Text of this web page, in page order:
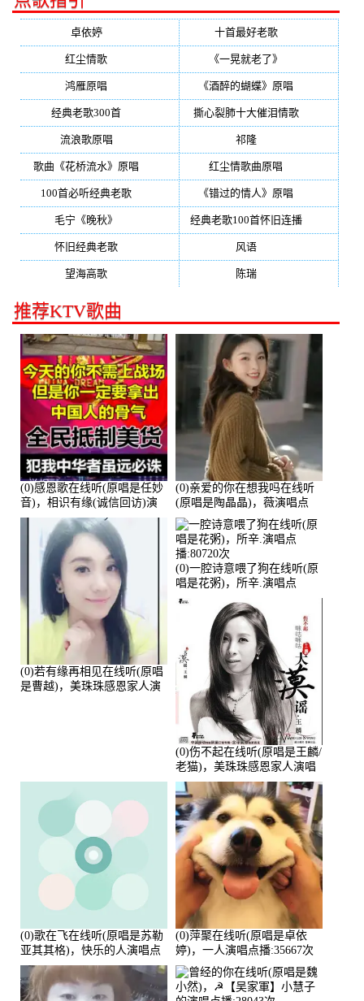
卓依婷(350) 十首最好老歌(300)
红尘情歌 《一晃就老了》
鸿雁原唱 《酒醉的蝴蝶》原唱
经典老歌300首 撕心裂肺十大催泪情歌(195)
流浪歌原唱 祁隆(188)
歌曲《花桥流水》原唱 红尘情歌曲原唱
100首必听经典老歌 《错过的情人》原唱
毛宁《晚秋》 经典老歌100首怀旧连播(134)
怀旧经典老歌 风语(132)
望海高歌 陈瑞(128)
推荐KTV歌曲
(0)感恩歌在线听(原唱是任妙
音)，相识有缘(诚信回访)演
唱点播:161288次
(0)亲爱的你在想我吗在线听
(原唱是陶晶晶)，薇演唱点
播:159722次
(0)若有缘再相见在线听(原唱
是曹越)，美珠珠感恩家人演
(0)一腔诗意喂了狗在线听(原
唱是花粥)，所辛.演唱点
播:80720次
(0)伤不起在线听(原唱是王麟/
老猫)，美珠珠感恩家人演唱
点播:80218次
(0)歌在飞在线听(原唱是苏勒
亚其其格)，快乐的人演唱点
播:36次
(0)萍聚在线听(原唱是卓依
婷)，一人演唱点播:35667次